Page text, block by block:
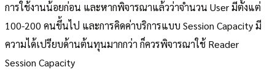
การใช้งานน้อยก่อน และหากพิจารณาแล้วว่าจำนวน User มีตั้งแต่
100-200 คนขึ้นไป และการคิดค่าบริการแบบ Session Capacity มี
ความได้เปรียบด้านต้นทุนมากกว่า ก็ควรพิจารณาใช้ Reader
Session Capacity